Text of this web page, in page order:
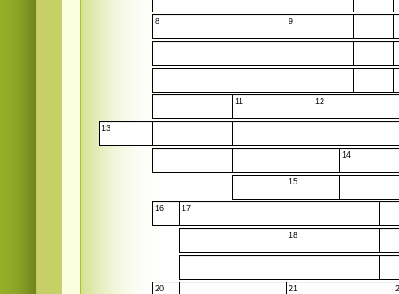
8 9
12
13
15
16
18
20
11
14
17
21